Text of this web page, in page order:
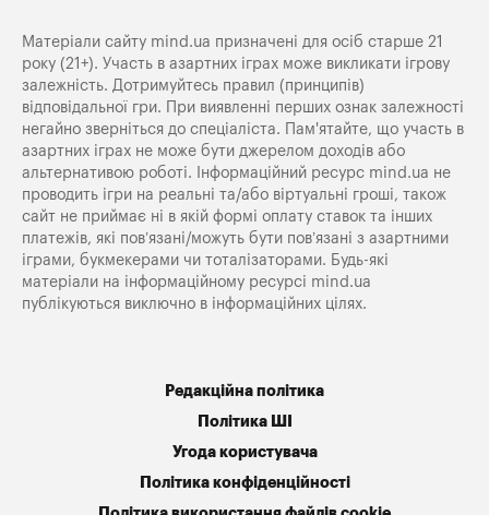
Матеріали сайту mind.ua призначені для осіб старше 21
року (21+). Участь в азартних іграх може викликати ігрову
залежність. Дотримуйтесь правил (принципів)
відповідальної гри. При виявленні перших ознак залежності
негайно зверніться до спеціаліста. Пам'ятайте, що участь в
азартних іграх не може бути джерелом доходів або
альтернативою роботі. Інформаційний ресурс mind.ua не
проводить ігри на реальні та/або віртуальні гроші, також
сайт не приймає ні в якій формі оплату ставок та інших
платежів, які пов’язані/можуть бути пов’язані з азартними
іграми, букмекерами чи тоталізаторами. Будь-які
матеріали на інформаційному ресурсі mind.ua
публікуються виключно в інформаційних цілях.
Редакційна політика
Політика ШІ
Угода користувача
Політика конфіденційності